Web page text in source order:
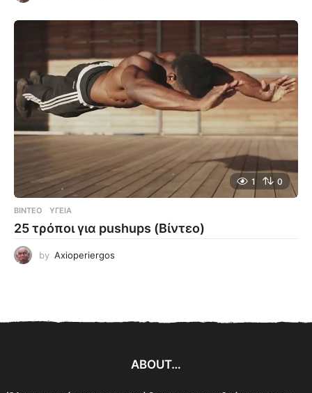
1 0
ΒΊΝΤΕΟ ΥΓΕΊΑ
25 τρόποι για pushups (Βίντεο)
by Axioperiergos
ABOUT…